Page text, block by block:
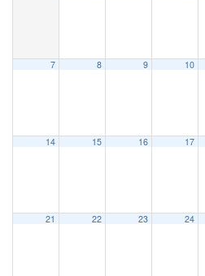
7 8 9 10
14 15 16 17
21 22 23 24